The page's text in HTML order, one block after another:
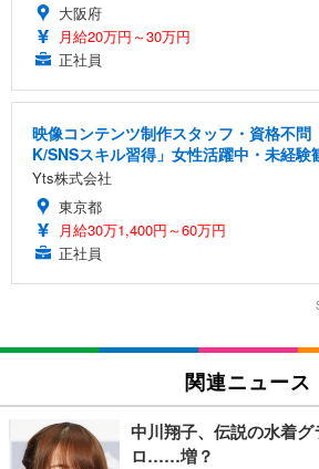
大阪府
月給20万円～30万円
正社員
映像コンテンツ制作スタッフ・資格不問
K/SNSスキル習得」女性活躍中・未経験
Yts株式会社
東京都
月給30万1,400円～60万円
正社員
関連ニュース
中川翔子、伝説の水着
ロ……増？